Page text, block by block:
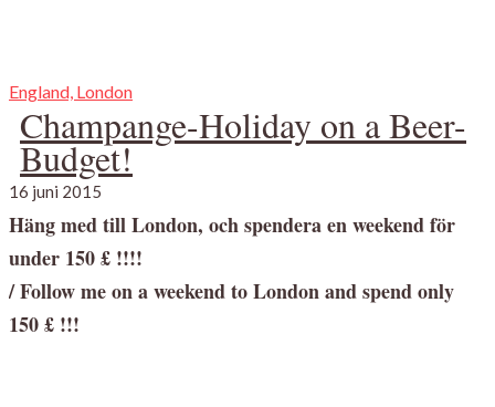
England, London
Champange-Holiday on a Beer-
Budget!
16 juni 2015
Häng med till London, och spendera en weekend för
under 150 £ !!!!
/ Follow me on a weekend to London and spend only
150 £ !!!